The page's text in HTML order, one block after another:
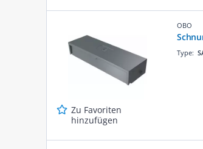
Zu Favoriten
hinzufügen
OBO
Type: